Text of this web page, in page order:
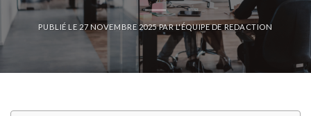
PUBLIÉ LE 27 NOVEMBRE 2025PARL'ÉQUIPE DE REDACTION